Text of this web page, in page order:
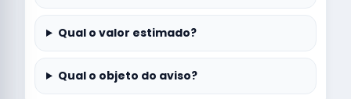
Qual o valor estimado?
Qual o objeto do aviso?